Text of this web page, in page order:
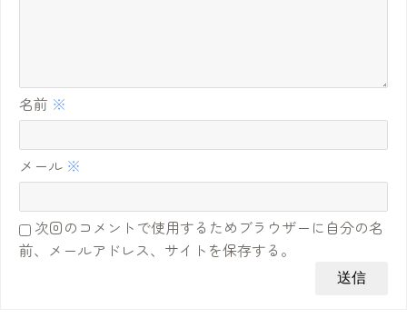
名前 ※
メール ※
次回のコメントで使用するためブラウザーに自分の名
前、メールアドレス、サイトを保存する。